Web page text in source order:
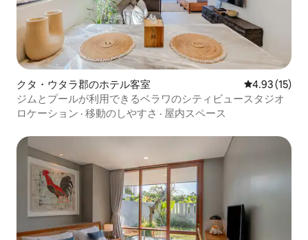
クタ・ウタラ郡のホテル客室 レビュー15
4.93 (15)
ジムとプールが利用できるベラワのシティビュースタジオ
ロケーション · 移動のしやすさ · 屋内スペース